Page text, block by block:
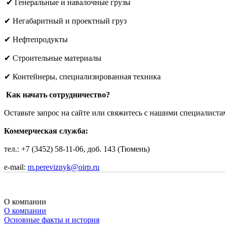
✔ Генеральные и навалочные грузы
✔ Негабаритный и проектный груз
✔ Нефтепродукты
✔ Строительные материалы
✔ Контейнеры, специализированная техника
Как начать сотрудничество?
Оставьте запрос на сайте или свяжитесь с нашими
Коммерческая служба:
тел.: +7 (3452) 58-11-06, доб. 143 (Тюмень)
e-mail: m.pereviznyk@oirp.ru
О компании
О компании
Основные факты и история